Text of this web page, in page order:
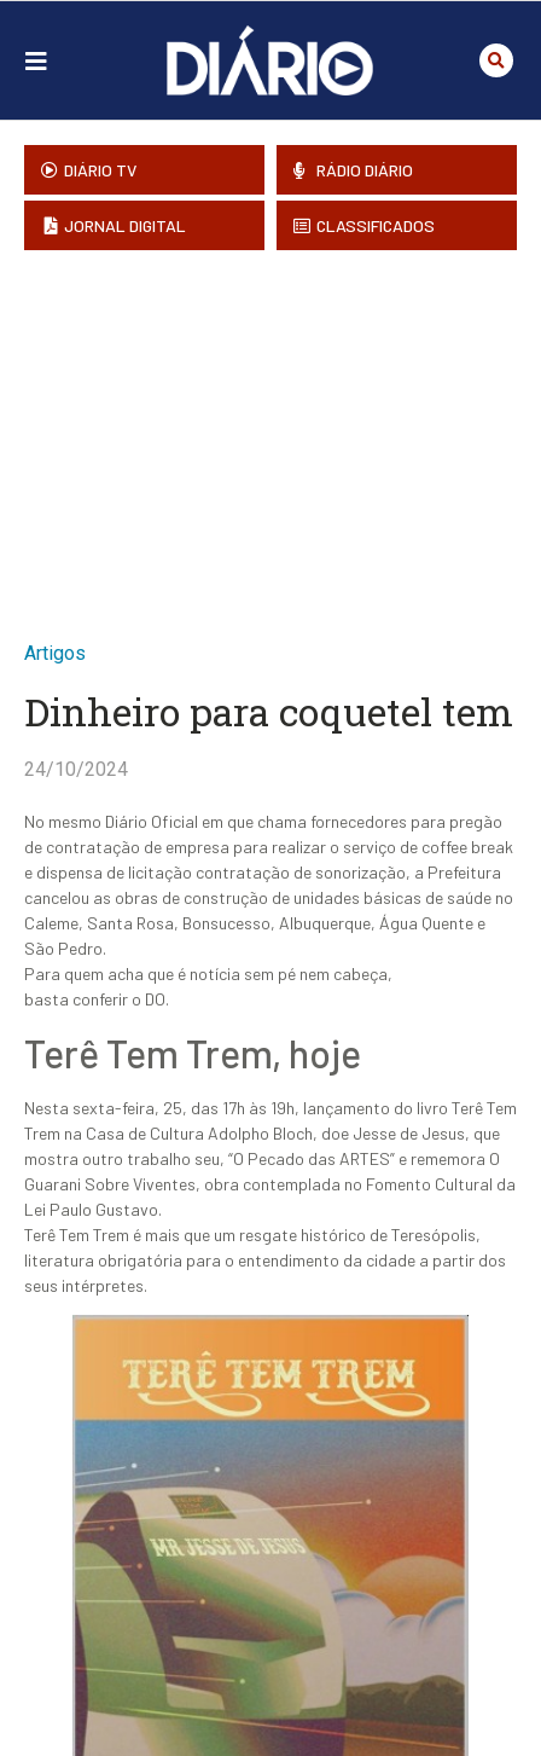
DIÁRIO TV RÁDIO DIÁRIO
JORNAL DIGITAL CLASSIFICADOS
Artigos
Dinheiro para coquetel tem
24/10/2024
No mesmo Diário Oficial em que chama fornecedores para pregão
de contratação de empresa para realizar o serviço de coffee break
e dispensa de licitação contratação de sonorização, a Prefeitura
cancelou as obras de construção de unidades básicas de saúde no
Caleme, Santa Rosa, Bonsucesso, Albuquerque, Água Quente e
São Pedro.
Para quem acha que é notícia sem pé nem cabeça,
basta conferir o DO.
Terê Tem Trem, hoje
Nesta sexta-feira, 25, das 17h às 19h, lançamento do livro Terê Tem
Trem na Casa de Cultura Adolpho Bloch, doe Jesse de Jesus, que
mostra outro trabalho seu, “O Pecado das ARTES” e rememora O
Guarani Sobre Viventes, obra contemplada no Fomento Cultural da
Lei Paulo Gustavo.
Terê Tem Trem é mais que um resgate histórico de Teresópolis,
literatura obrigatória para o entendimento da cidade a partir dos
seus intérpretes.